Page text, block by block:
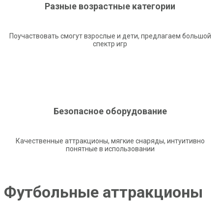
Разные возрастные категории
Поучаствовать смогут взрослые и дети, предлагаем большой
спектр игр
Безопасное оборудование
Качественные аттракционы, мягкие снаряды, интуитивно
понятные в использовании
Футбольные аттракционы